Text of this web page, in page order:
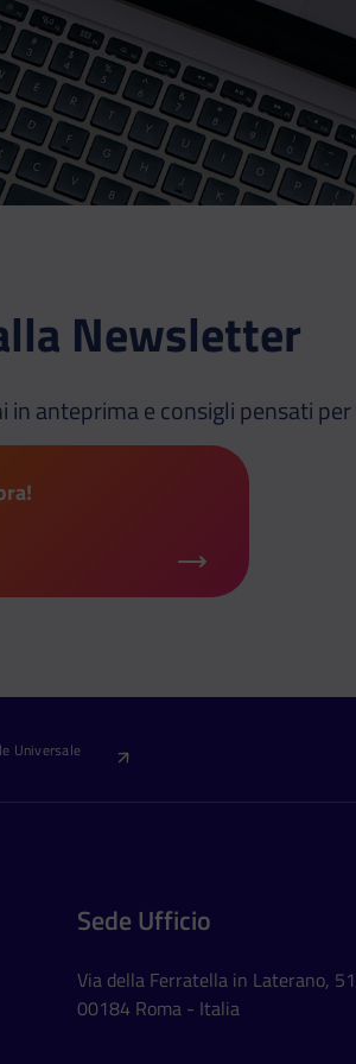
Newsletter
in anteprima e consigli pensati per
Universale
Sede Ufficio
Via della Ferratella in Laterano, 51
00184 Roma - Italia